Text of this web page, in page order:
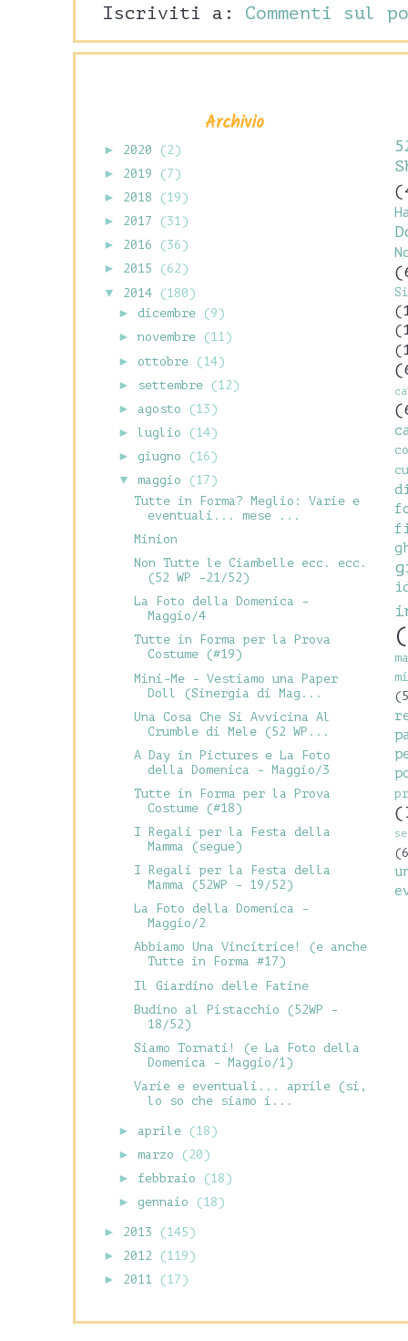
Iscriviti a: Commenti sul
Archivio
► 2020
(2)
►
2019
(7)
► 2018
(19)
► 2017
(31)
► 2016
(36)
► 2015
(62)
▼
2014
(180)
► dicembre
(9)
►novembre
(11)
► ottobre
(14)
►
settembre
(12)
► agosto
(13)
►luglio
(14)
► giugno
(16)
▼ maggio
(17)
Tutte in Forma? Meglio: Varie e
eventuali... mese ...
Minion
Non Tutte le Ciambelle ecc. ecc.
(52 WP -21/52)
La Foto della Domenica -
Maggio/4
Tutte in Forma per la Prova
Costume (#19)
Mini-Me - Vestiamo una Paper
Doll (Sinergia di Mag...
Una Cosa Che Si Avvicina Al
Crumble di Mele (52 WP...
A Day in Pictures e La Foto
della Domenica - Maggio/3
Tutte in Forma per la Prova
Costume (#18)
I Regali per la Festa della
Mamma (segue)
I Regali per la Festa della
Mamma (52WP - 19/52)
La Foto della Domenica -
Maggio/2
Abbiamo Una Vincitrice! (e anche
Tutte in Forma #17)
Il Giardino delle Fatine
Budino al Pistacchio (52WP -
18/52)
Siamo Tornati! (e La Foto della
Domenica - Maggio/1)
Varie e eventuali... aprile (si,
lo so che siamo i...
► aprile
(18)
► marzo
(20)
► febbraio
(18)
► gennaio (18)
► 2013
(145)
► 2012
(119)
► 2011 (17)